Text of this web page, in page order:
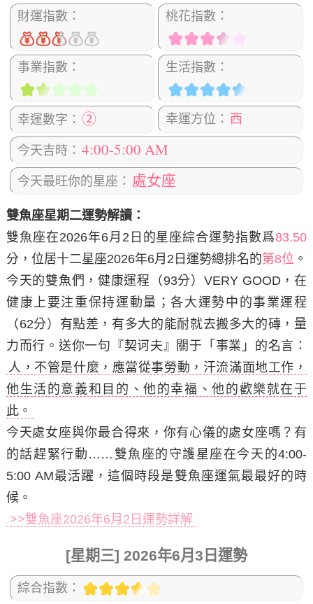
財運指數： 桃花指數：
事業指數： 生活指數：
幸運數字： ② 幸運方位： 西
今天吉時： 4:00-5:00 AM
今天最旺你的星座： 處女座
雙魚座星期二運勢解讀：
雙魚座在2026年6月2日 的星座綜合運勢指數爲83.50
分，位居十二星座2026年6月2日運勢總排名的第8位 。
今天的雙魚們，健康運程（93分）VERY GOOD，在
健康上要注重保持運動量；各大運勢中的事業運程
（62分）有點差，有多大的能耐就去搬多大的磚，量
力而行。 送你一句『契诃夫』關于「事業」的名言：
人，不管是什麼，應當從事勞動，汗流滿面地工作，
他生活的意義和目的、他的幸福、他的歡樂就在于
此。
今天處女座與你最合得來，你有心儀的處女座嗎？有
的話趕緊行動……雙魚座的守護星座在今天的4:00-
5:00 AM最活躍，這個時段是雙魚座運氣最最好的時
候。
>>雙魚座2026年6月2日運勢詳解
[星期三] 2026年6月3日運勢
綜合指數：